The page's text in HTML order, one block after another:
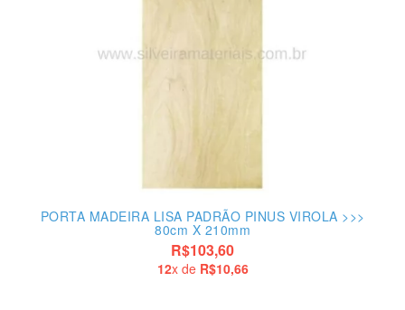
PORTA MADEIRA LISA PADRÃO PINUS VIROLA >>>
80cm X 210mm
R$103,60
12x de R$10,66